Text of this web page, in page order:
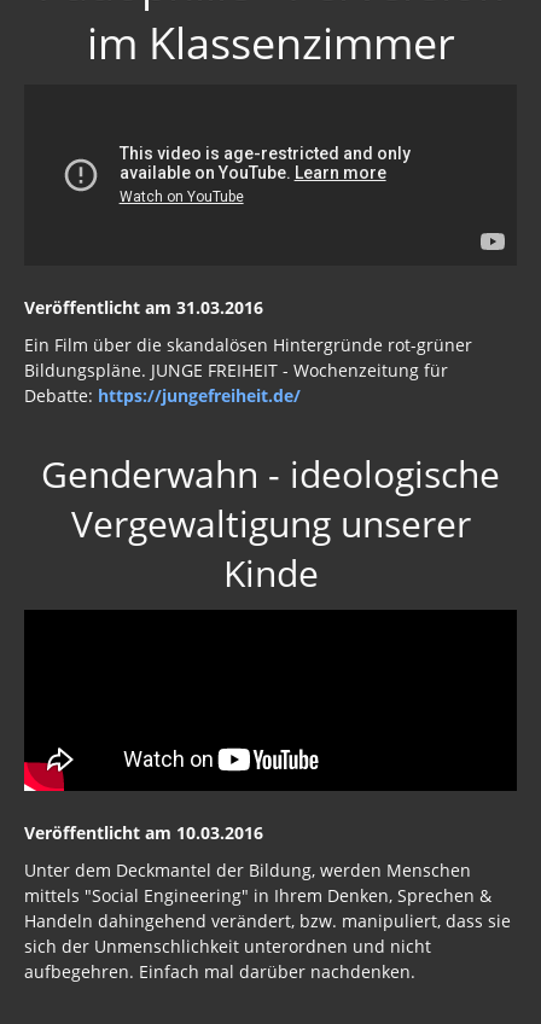
Religion
Wahrheit gegen MSM
Vergangenheit
Zeitgeschichte
Neues Bewußtsein
Der globale Prädiktor
Rom und Jerusalem
Geschichte 2020
Jason Mason
1. Weltkrieg
Kulturrevolution
New Zealand
China Lake
im Klassenzimmer
Veröffentlicht am 31.03.2016
Ein Film über die skandalösen Hintergründe rot-grüner
Bildungspläne. JUNGE FREIHEIT - Wochenzeitung für
Debatte: https://jungefreiheit.de/
Genderwahn - ideologische
Vergewaltigung unserer
Kinde
Veröffentlicht am 10.03.2016
Unter dem Deckmantel der Bildung, werden Menschen
mittels "Social Engineering" in Ihrem Denken, Sprechen &
Handeln dahingehend verändert, bzw. manipuliert, dass sie
sich der Unmenschlichkeit unterordnen und nicht
aufbegehren. Einfach mal darüber nachdenken.